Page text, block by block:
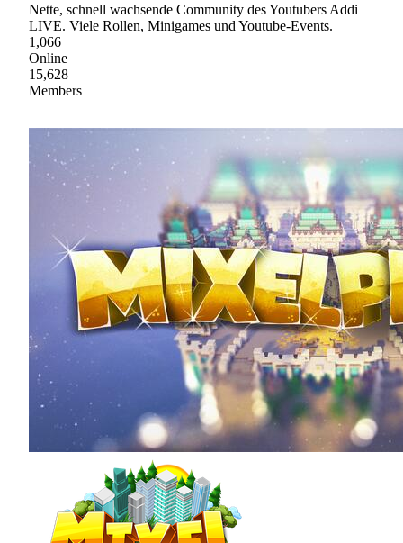
Nette, schnell wachsende Community des Youtubers Addi
LIVE. Viele Rollen, Minigames und Youtube-Events.
1,066
Online
15,628
Members